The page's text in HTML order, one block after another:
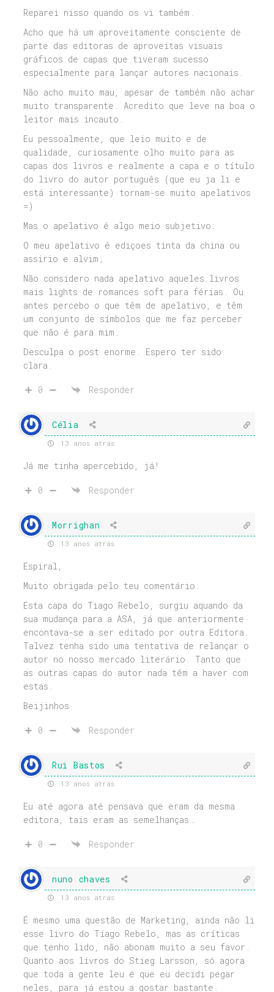
Reparei nisso quando os vi também.
Acho que há um aproveitamente consciente de
parte das editoras de aproveitas visuais
gráficos de capas que tiveram sucesso
especialmente para lançar autores nacionais.
Não acho muito mau, apesar de também não achar
muito transparente. Acredito que leve na boa o
leitor mais incauto.
Eu pessoalmente, que leio muito e de
qualidade, curiosamente olho muito para as
capas dos livros e realmente a capa e o título
do livro do autor português (que eu ja li e
está interessante) tornam-se muito apelativos
=)
Mas o apelativo é algo meio subjetivo:
O meu apelativo é ediçoes tinta da china ou
assirio e alvim;
Não considero nada apelativo aqueles livros
mais lights de romances soft para férias. Ou
antes percebo o que têm de apelativo, e têm
um conjunto de símbolos que me faz perceber
que não é para mim.
Desculpa o post enorme. Espero ter sido
clara.
0 Responder
Célia
13 anos atrás
Já me tinha apercebido, já!
0 Responder
Morrighan
13 anos atrás
Espiral,
Muito obrigada pelo teu comentário.
Esta capa do Tiago Rebelo, surgiu aquando da
sua mudança para a ASA, já que anteriormente
encontava-se a ser editado por outra Editora.
Talvez tenha sido uma tentativa de relançar o
autor no nosso mercado literário. Tanto que
as outras capas do autor nada têm a haver com
estas.
Beijinhos
0 Responder
Rui Bastos
13 anos atrás
Eu até agora até pensava que eram da mesma
editora, tais eram as semelhanças…
0 Responder
nuno chaves
13 anos atrás
É mesmo uma questão de Marketing, ainda não li
esse livro do Tiago Rebelo, mas as críticas
que tenho lido, não abonam muito a seu favor.
Quanto aos livros do Stieg Larsson, só agora
que toda a gente leu é que eu decidi pegar
neles, para já estou a gostar bastante.